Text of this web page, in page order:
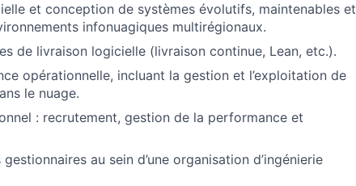
et conception de systèmes évolutifs, maintenables et
infonuagiques multirégionaux.
de livraison logicielle (livraison continue, Lean, etc.).
opérationnelle, incluant la gestion et l’exploitation de
le nuage.
: recrutement, gestion de la performance et
au sein d’une organisation d’ingénierie